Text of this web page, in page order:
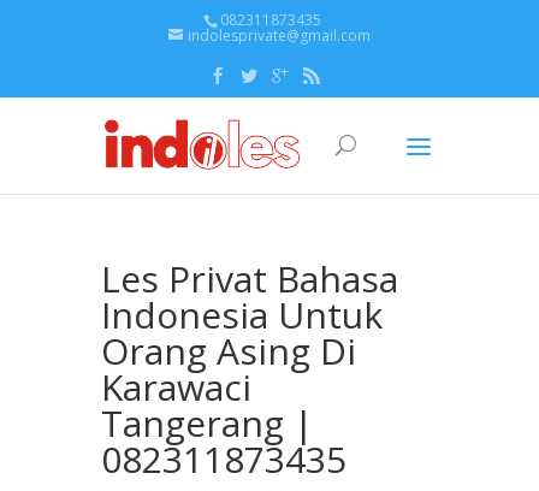
082311873435
indolesprivate@gmail.com
Les Privat Bahasa
Indonesia Untuk
Orang Asing Di
Karawaci
Tangerang |
082311873435